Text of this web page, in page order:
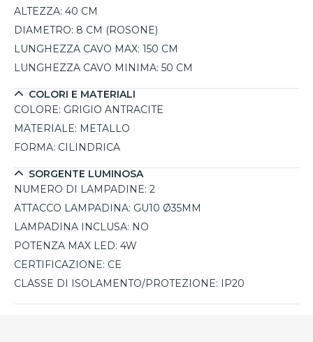
ALTEZZA: 40 CM
DIAMETRO: 8 CM (ROSONE)
LUNGHEZZA CAVO MAX: 150 CM
LUNGHEZZA CAVO MINIMA: 50 CM
COLORI E MATERIALI
COLORE: GRIGIO ANTRACITE
MATERIALE: METALLO
FORMA: CILINDRICA
SORGENTE LUMINOSA
NUMERO DI LAMPADINE: 2
ATTACCO LAMPADINA: GU10 Ø35MM
LAMPADINA INCLUSA: NO
POTENZA MAX LED: 4W
CERTIFICAZIONE: CE
CLASSE DI ISOLAMENTO/PROTEZIONE:
IP20